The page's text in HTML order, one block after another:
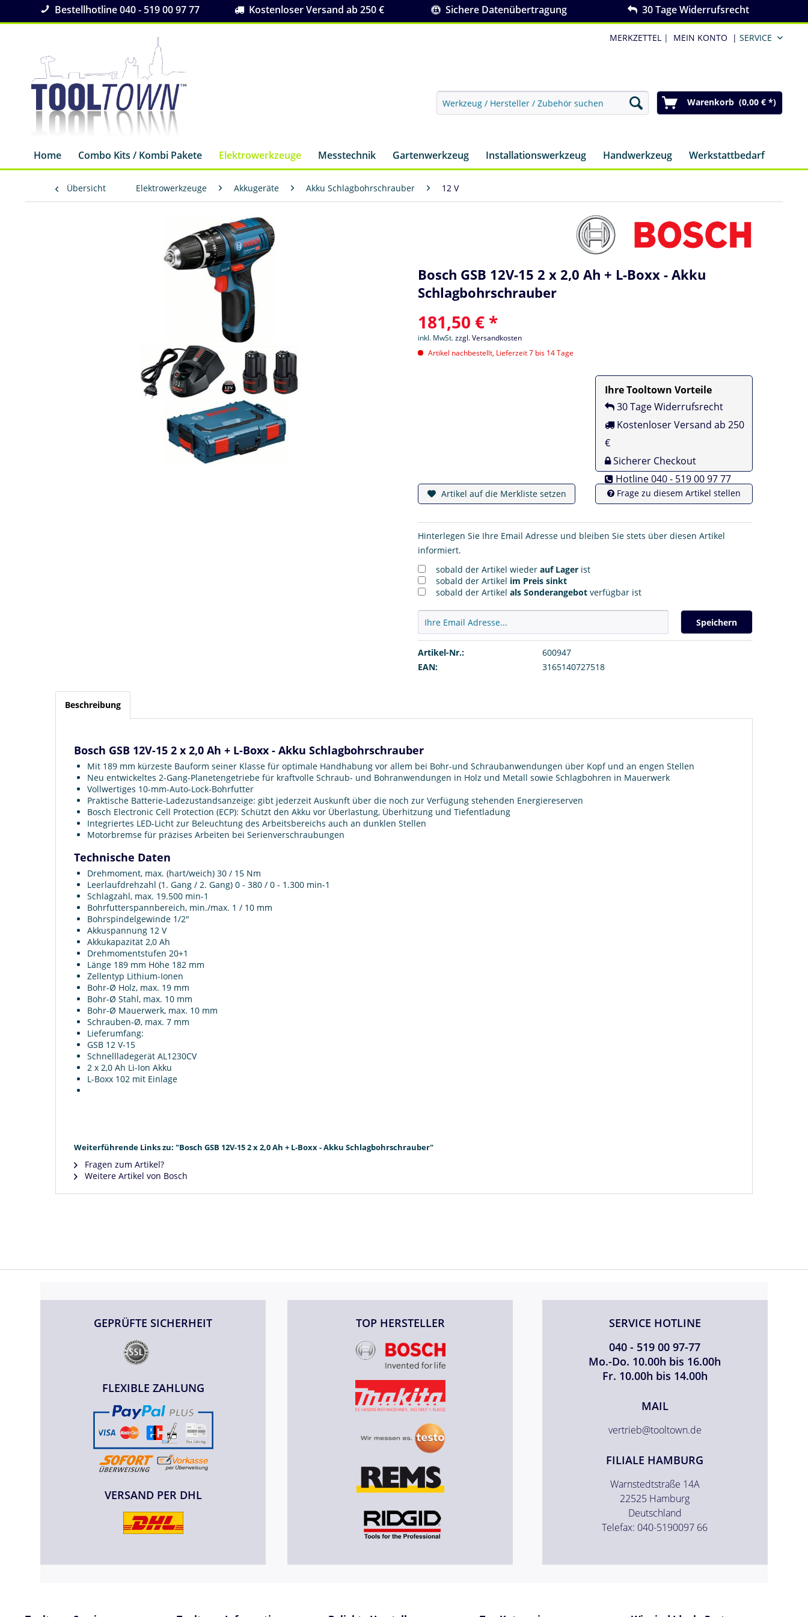
Bestellhotline 040 - 519 00 97 77 Kostenloser Versand ab 250 € Sichere Datenübertragung 30 Tage Widerrufsrecht
MERKZETTEL | MEIN KONTO | SERVICE
Warenkorb (0,00 € *)
Home Combo Kits / Kombi Pakete Elektrowerkzeuge Messtechnik Gartenwerkzeug Installationswerkzeug Handwerkzeug Werkstattbedarf
Übersicht Elektrowerkzeuge Akkugeräte Akku Schlagbohrschrauber 12 V
Bosch GSB 12V-15 2 x 2,0 Ah + L-Boxx - Akku
Schlagbohrschrauber
181,50 € *
inkl. MwSt.zzgl. Versandkosten
Artikel nachbestellt, Lieferzeit 7 bis 14 Tage
Ihre Tooltown Vorteile
30 Tage Widerrufsrecht
Kostenloser Versand ab 250
€
Sicherer Checkout
Hotline 040 - 519 00 97 77
Artikel auf die Merkliste setzen Frage zu diesem Artikel stellen
Hinterlegen Sie Ihre Email Adresse und bleiben Sie stets über diesen Artikel
informiert.
sobald der Artikel wiederauf Lager ist
sobald der Artikel im Preis sinkt
sobald der Artikelals Sonderangebot verfügbar ist
Speichern
Artikel-Nr.:
600947
EAN:
3165140727518
Beschreibung
Bosch GSB 12V-15 2 x 2,0 Ah + L-Boxx - Akku Schlagbohrschrauber
Mit 189 mm kürzeste Bauform seiner Klasse für optimale Handhabung vor allem bei Bohr-und Schraubanwendungen über Kopf und an engen Stellen
Neu entwickeltes 2-Gang-Planetengetriebe für kraftvolle Schraub- und Bohranwendungen in Holz und Metall sowie Schlagbohren in Mauerwerk
Vollwertiges 10-mm-Auto-Lock-Bohrfutter
Praktische Batterie-Ladezustandsanzeige: gibt jederzeit Auskunft über die noch zur Verfügung stehenden Energiereserven
Bosch Electronic Cell Protection (ECP): Schützt den Akku vor Überlastung, Überhitzung und Tiefentladung
Integriertes LED-Licht zur Beleuchtung des Arbeitsbereichs auch an dunklen Stellen
Motorbremse für präzises Arbeiten bei Serienverschraubungen
Technische Daten
Drehmoment, max. (hart/weich) 30 / 15 Nm
Leerlaufdrehzahl (1. Gang / 2. Gang) 0 - 380 / 0 - 1.300 min-1
Schlagzahl, max. 19.500 min-1
Bohrfutterspannbereich, min./max. 1 / 10 mm
Bohrspindelgewinde 1/2"
Akkuspannung 12 V
Akkukapazität 2,0 Ah
Drehmomentstufen 20+1
Länge 189 mm Höhe 182 mm
Zellentyp Lithium-Ionen
Bohr-Ø Holz, max. 19 mm
Bohr-Ø Stahl, max. 10 mm
Bohr-Ø Mauerwerk, max. 10 mm
Schrauben-Ø, max. 7 mm
Lieferumfang:
GSB 12 V-15
Schnellladegerät AL1230CV
2 x 2,0 Ah Li-Ion Akku
L-Boxx 102 mit Einlage
Weiterführende Links zu: "Bosch GSB 12V-15 2 x 2,0 Ah + L-Boxx - Akku Schlagbohrschrauber"
Fragen zum Artikel?
Weitere Artikel von Bosch
GEPRÜFTE SICHERHEIT
FLEXIBLE ZAHLUNG
VERSAND PER DHL
TOP HERSTELLER
SERVICE HOTLINE
040 - 519 00 97-77
Mo.-Do. 10.00h bis 16.00h
Fr. 10.00h bis 14.00h
MAIL
vertrieb@tooltown.de
FILIALE HAMBURG
Warnstedtstraße 14A
22525 Hamburg
Deutschland
Telefax: 040-5190097 66